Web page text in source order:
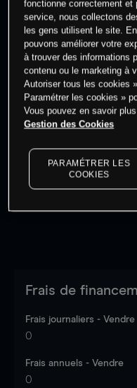
dernières données
Frais de
Frais journaliers - Vendre
0
Frais annuels - Vendre
0
fonctionne correctement et
service, nous collectons
les gens utilisent le site.
pouvons améliorer votre
à trouver des informations
contenu ou le marketing à
Autoriser tous les cookies
Paramétrer les cookies »
Vous pouvez en savoir
Gestion des Cookies
PARAMÉTRER LES
COOKIES